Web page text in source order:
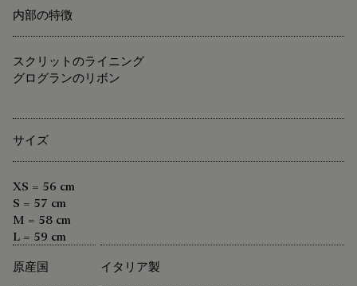
内部の特徴
スクリットのライニング
グログランのリボン
サイズ
XS = 56 cm
S = 57 cm
M = 58 cm
L = 59 cm
原産国
イタリア製